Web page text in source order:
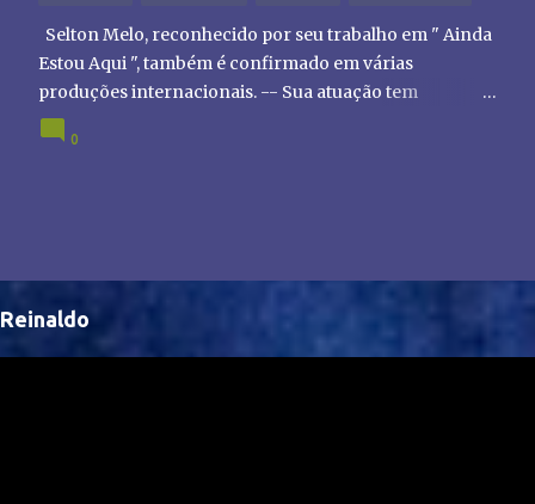
Selton Melo, reconhecido por seu trabalho em " Ainda
Estou Aqui ", também é confirmado em várias
produções internacionais. -- Sua atuação tem
chamado atenção de diretores e produtores fora do
Brasil, abrindo portas para novas oportunidades no
0
Reinaldo